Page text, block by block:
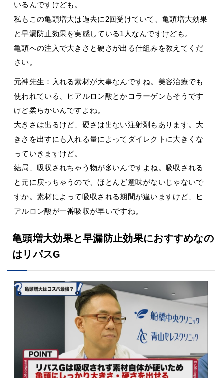
いるんですけども。
私もこの亀頭増大は過去に2回受けていて、亀頭増大効果
と早漏防止効果を実感している1人なんですけども。
亀頭への注入で大きさと硬さが出る仕組みを教えてくだ
さい。
元神先生 ：入れる素材が大事なんですね。美容治療でも
使われている、ヒアルロン酸とかコラーゲンもそうです
けど柔らかいんですよね。
大きさは出るけど、硬さは出ない注射剤もあります。大
きさを出すにも入れる量によってダイレクトに大きくな
っていきますけど。
結局、吸収されちゃう物が多いんですよね。吸収される
と元に戻っちゃうので、ほとんど意味がないじゃないで
すか。素材によって吸収される期間が違いますけど、ヒ
アルロン酸が一番吸収が早いですね。
亀頭増大効果と早漏防止効果におすすめなの
はリパスG